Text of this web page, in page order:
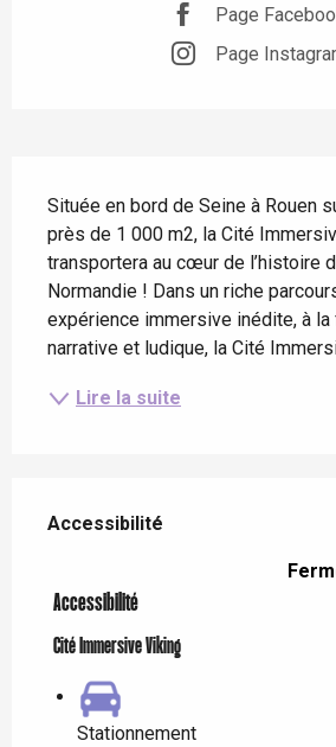
Page
Page
Située en bord de Seine à Rouen
près de 1 000 m2, la Cité
transportera au cœur de l’histoire
Normandie ! Dans un riche
expérience immersive inédite, à
narrative et ludique, la Cité
Lire la suite
Accessibilité
Accessibilité
Accessibilité
Cité Immersive Viking
Stationnement